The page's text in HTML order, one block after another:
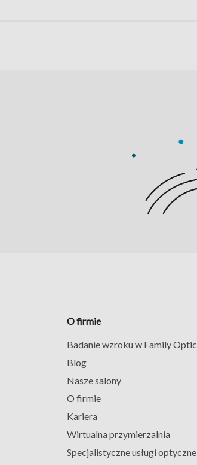
O firmie
Badanie wzroku w Family Optic
Blog
Nasze salony
O firmie
Kariera
Wirtualna przymierzalnia
Specjalistyczne usługi optyczne